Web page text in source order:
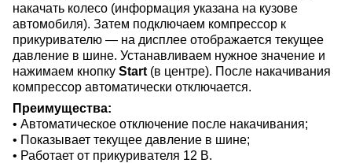
накачать колесо (информация указана на кузове
автомобиля). Затем подключаем компрессор к
прикуривателю — на дисплее отображается текущее
давление в шине. Устанавливаем нужное значение и
нажимаем кнопку Start (в центре). После накачивания
компрессор автоматически отключается.
Преимущества:
• Автоматическое отключение после накачивания;
• Показывает текущее давление в шине;
• Работает от прикуривателя 12 В.